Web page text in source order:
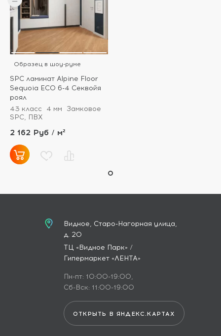
Образец в шоу-руме
SPC ламинат Alpine Floor
Sequoia ECO 6-4 Секвойя
роял
43 класс
4 мм
Замковое
SPC, ПВХ
2 162 Руб / м²
Видное, Старо-Нагорная улица,
д. 20
ТЦ «Видное Парк» /
Гипермаркет «ЛЕНТА»
Пн-пт: 10:00-19:00,
Сб-Вск: 11:00-19:00
ОТКРЫТЬ В ЯНДЕКС.КАРТАХ